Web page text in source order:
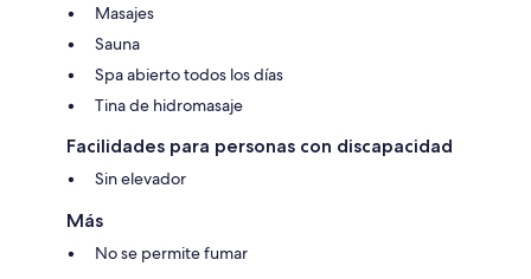
Masajes
Sauna
Spa abierto todos los días
Tina de hidromasaje
Facilidades para personas con discapacidad
Sin elevador
Más
No se permite fumar